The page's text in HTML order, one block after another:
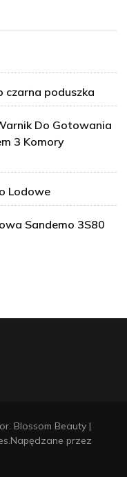
czarna poduszka
Do Gotowania
3 Komory
Lodowe
Sandemo 3S80
. Blossom Beauty |
.Napędzane przez